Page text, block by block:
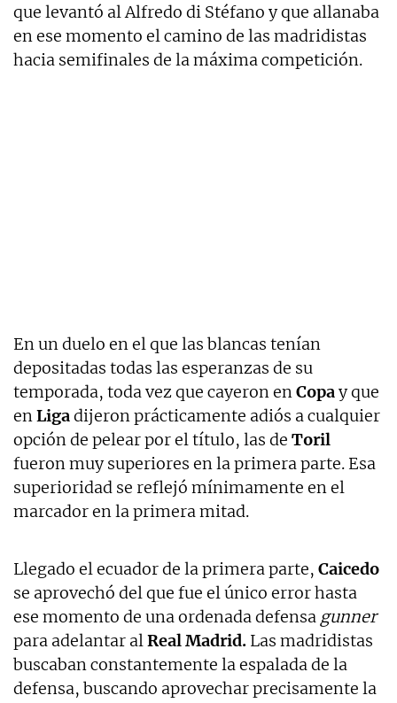
que levantó al Alfredo di Stéfano y que allanaba
en ese momento el camino de las madridistas
hacia semifinales de la máxima competición.
En un duelo en el que las blancas tenían
depositadas todas las esperanzas de su
temporada, toda vez que cayeron enCopay que
enLigadijeron prácticamente adiós a cualquier
opción de pelear por el título, las de Toril
fueron muy superiores en la primera parte. Esa
superioridad se reflejó mínimamente en el
marcador en la primera mitad.
Llegado el ecuador de la primera parte, Caicedo
se aprovechó del que fue el único error hasta
ese momento de una ordenada defensa gunner
para adelantar alReal Madrid. Las madridistas
buscaban constantemente la espalada de la
defensa, buscando aprovechar precisamente la